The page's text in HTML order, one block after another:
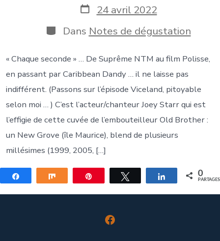
publication
Date
de
publication
24 avril 2022
Catégories
Dans Notes de dégustation
« Chaque seconde » … De Suprême NTM au film Polisse,
en passant par Caribbean Dandy … il ne laisse pas
indifférent. (Passons sur l’épisode Viceland, pitoyable
selon moi … ) C’est l’acteur/chanteur Joey Starr qui est
l’effigie de cette cuvée de l’embouteilleur Old Brother :
un New Grove (île Maurice), blend de plusieurs
millésimes (1999, 2005, […]
Partagez Partagez Tweetez Partagez 0
PARTAGES
Open